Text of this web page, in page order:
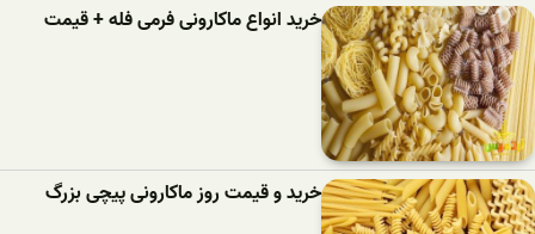
خرید انواع ماکارونی فرمی فله + قیمت
خرید و قیمت روز ماکارونی پیچی بزرگ